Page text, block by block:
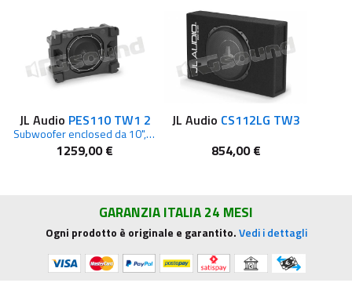
JL Audio PES110 TW1 2
Subwoofer enclosed da 10", 2 ohm
1259,00 €
JL Audio CS112LG TW3
854,00 €
GARANZIA ITALIA 24 MESI
Ogni prodotto è originale e garantito.Vedi i dettagli